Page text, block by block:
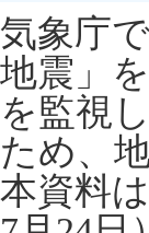
気象庁
地震」
を監視
ため、
本資料